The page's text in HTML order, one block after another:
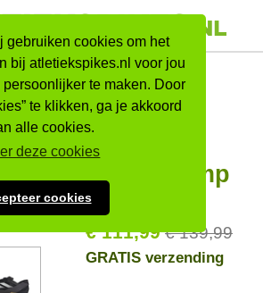
gebruiken cookies om het
bij atletiekspikes.nl voor jou
te maken. Door
te klikken, ga je akkoord
alle cookies.
deze cookies
cookies
Adidas
Adizero
Ambition
Zwart/olymp
€ 111,99 € 139,99
GRATIS verzending